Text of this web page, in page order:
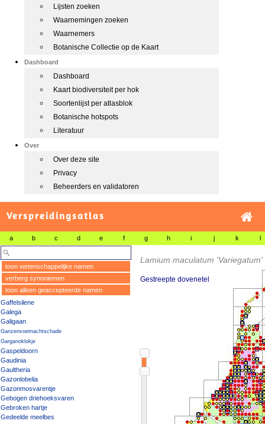
Lijsten zoeken
Waarnemingen zoeken
Waarnemers
Botanische Collectie op de Kaart
Dashboard
Dashboard
Kaart biodiversiteit per hok
Soortenlijst per atlasblok
Botanische hotspots
Literatuur
Over
Over deze site
Privacy
Beheerders en validatoren
Verspreidingsatlas
a b c d e f g h i j k l
toon wetenschappelijke namen
verberg synoniemen
toon alleen geaccepteerde namen
Gaffelsilene
Galega
Galigaan
Ganzenvoetnachtschade
Garganoklokje
Gaspeldoorn
Gaudinia
Gaultheria
Gazonlobelia
Gazonmosvarentje
Gebogen driehoeksvaren
Gebroken hartje
Gedeelde meelbes
Lamium maculatum 'Variegatum'
Gestreepte dovenetel